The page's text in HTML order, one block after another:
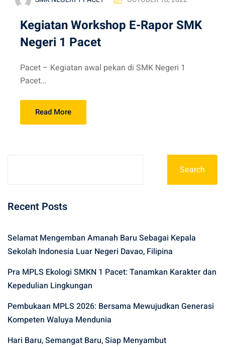
Kegiatan Workshop E-Rapor SMK
Negeri 1 Pacet
Pacet – Kegiatan awal pekan di SMK Negeri 1
Pacet...
Read More
Search
Recent Posts
Selamat Mengemban Amanah Baru Sebagai Kepala
Sekolah Indonesia Luar Negeri Davao, Filipina
Pra MPLS Ekologi SMKN 1 Pacet: Tanamkan Karakter dan
Kepedulian Lingkungan
Pembukaan MPLS 2026: Bersama Mewujudkan Generasi
Kompeten Waluya Mendunia
Hari Baru, Semangat Baru, Siap Menyambut